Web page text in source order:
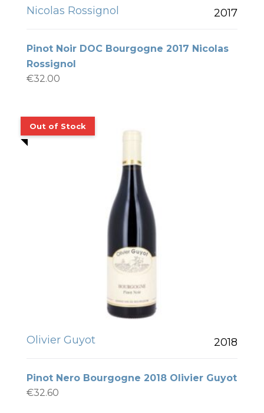
Nicolas Rossignol 2017
Pinot Noir DOC Bourgogne 2017 Nicolas
Rossignol
€32.00
Olivier Guyot 2018
Pinot Nero Bourgogne 2018 Olivier Guyot
€32.60